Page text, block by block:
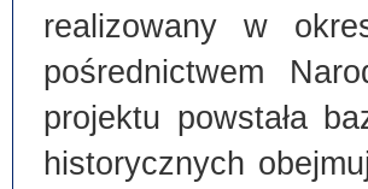
realizowany w
pośrednictwem
projektu powstała
historycznych